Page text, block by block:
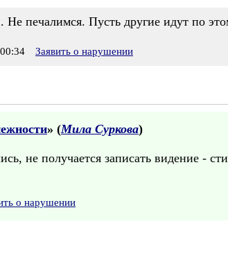
Не печалимся. Пусть другие идут по
Заявить о нарушении
» (Мила Суркова)
не получается записать видение -
о нарушении